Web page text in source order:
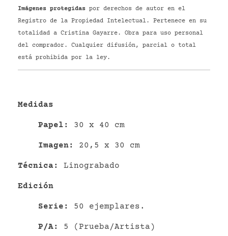
Imágenes protegidas por derechos de autor en el
Registro de la Propiedad Intelectual. Pertenece en su
totalidad a Cristina Gayarre. Obra para uso personal
del comprador. Cualquier difusión, parcial o total
está prohibida por la ley.
Medidas
Papel : 30 x 40 cm
Imagen: 20,5 x 30 cm
Técnica: Linograbado
Edición
Serie: 50 ejemplares.
P/A: 5 (Prueba/Artista)